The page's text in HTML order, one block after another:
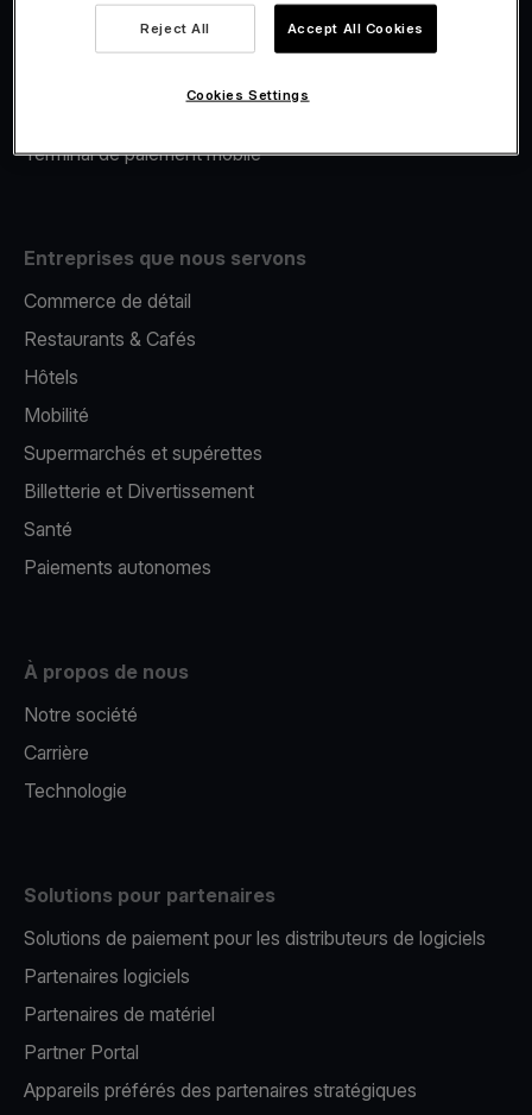
Financement Viva.com
Terminal de paiement mobile
Entreprises que nous servons
Commerce de détail
Restaurants & Cafés
Hôtels
Mobilité
Supermarchés et supérettes
Billetterie et Divertissement
Santé
Paiements autonomes
À propos de nous
Notre société
Carrière
Technologie
Solutions pour partenaires
Solutions de paiement pour les distributeurs de logiciels
Partenaires logiciels
Partenaires de matériel
Partner Portal
Appareils préférés des partenaires stratégiques
Reject All Accept All Cookies
Cookies Settings